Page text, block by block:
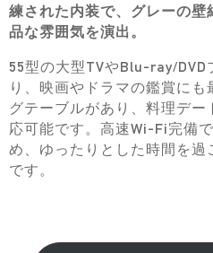
練された内装で、グレーの
品な雰囲気を演出。
55型の大型TVやBlu-ray/DVD
り、映画やドラマの鑑賞に
グテーブルがあり、料理デ
応可能です。高速Wi-Fi完備
め、ゆったりとした時間を過
です。